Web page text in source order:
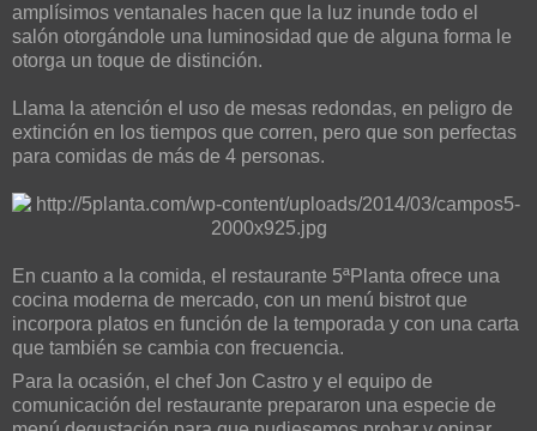
amplísimos ventanales hacen que la luz inunde todo el
salón otorgándole una luminosidad que de alguna forma le
otorga un toque de distinción.
Llama la atención el uso de mesas redondas, en peligro de
extinción en los tiempos que corren, pero que son perfectas
para comidas de más de 4 personas.
En cuanto a la comida, el restaurante 5ªPlanta ofrece una
cocina moderna de mercado, con un menú bistrot que
incorpora platos en función de la temporada y con una carta
que también se cambia con frecuencia.
Para la ocasión, el chef Jon Castro y el equipo de
comunicación del restaurante prepararon una especie de